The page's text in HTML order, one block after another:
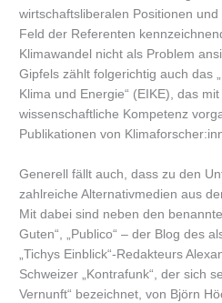
wirtschaftsliberalen Positionen
Feld der Referenten
Klimawandel nicht als Problem
Gipfels zählt folgerichtig auch das
Klima und Energie“ (EIKE), das
wissenschaftliche Kompetenz
Publikationen von
Generell fällt auch, dass zu den
zahlreiche Alternativmedien aus
Mit dabei sind neben den
Guten“, „Publico“ – der Blog des
„Tichys Einblick“-Redakteurs
Schweizer „Kontrafunk“, der sich
Vernunft“ bezeichnet, von Björn